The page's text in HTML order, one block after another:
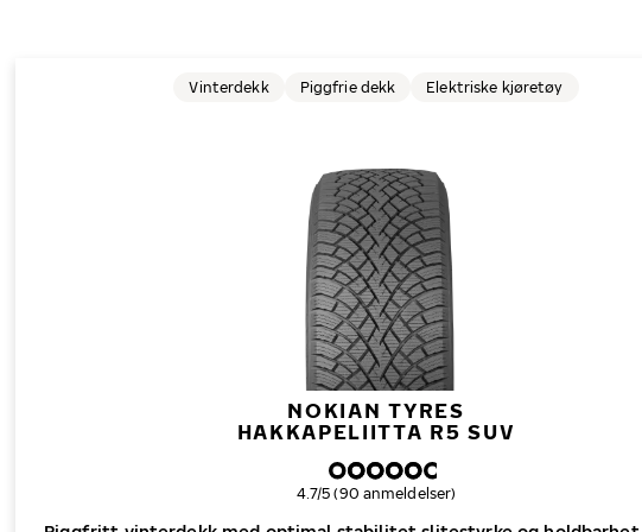
NOKIAN TYRES
HAKKAPELIITTA R5 SUV
Vinterdekk Piggfrie dekk Elektriske kjøretøy
Samlet dekkvurdering
4.7/5 (90 anmeldelser)